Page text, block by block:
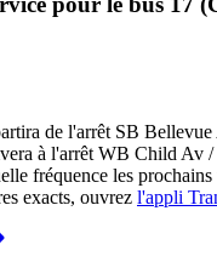
de l'arrêt SB
à l'arrêt WB Child Av /
fréquence les
exacts, ouvrez l'appli